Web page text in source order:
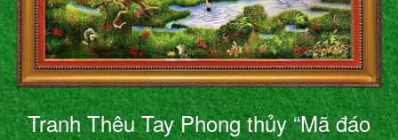
Tranh Thêu Tay Phong thủy “Mã đáo